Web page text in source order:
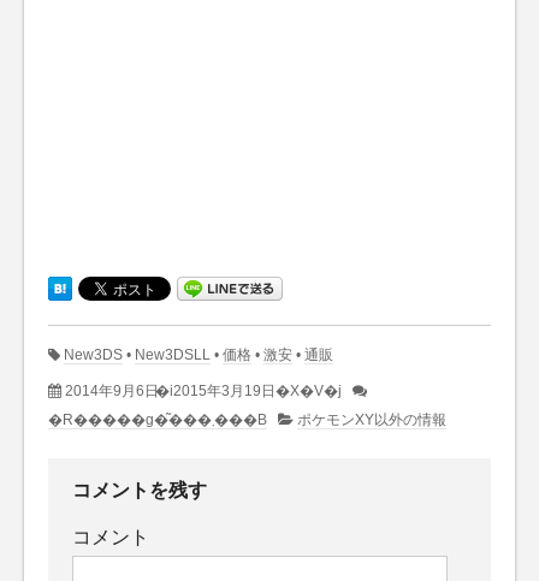
New3DS • New3DSLL • 価格 • 激安 • 通販
2014年9月6日�i2015年3月19日�X�V�j
�R�����g�͂���܂���B
ポケモンXY以外の情報
コメントを残す
コメント